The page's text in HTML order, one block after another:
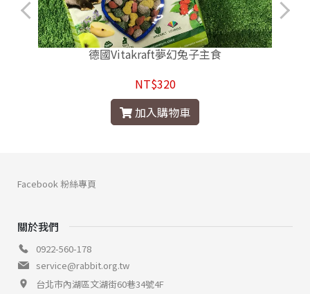
德國Vitakraft夢幻兔子主食
NT$320
加入購物車
關於我們
0922-560-178
service@rabbit.org.tw
台北市內湖區文湖街60巷34號4F
Facebook 粉絲專頁